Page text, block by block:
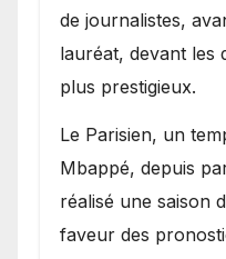
de journalistes,
lauréat, devant les
plus prestigieux.
Le Parisien, un
Mbappé, depuis
réalisé une saison
faveur des